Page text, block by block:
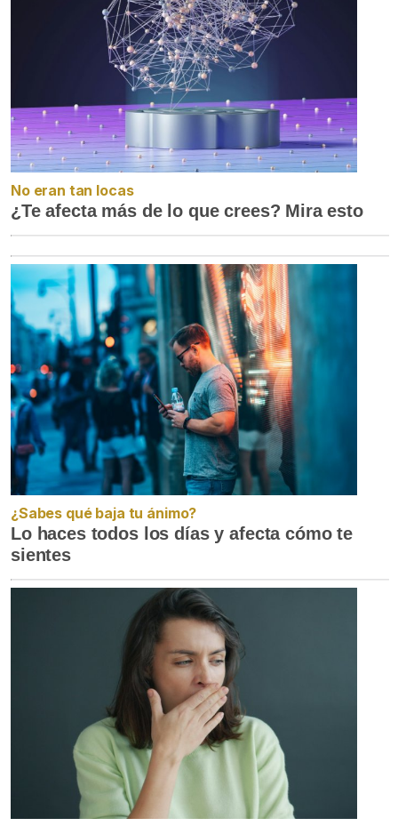
No eran tan locas
¿Te afecta más de lo que crees? Mira esto
¿Sabes qué baja tu ánimo?
Lo haces todos los días y afecta cómo te
sientes